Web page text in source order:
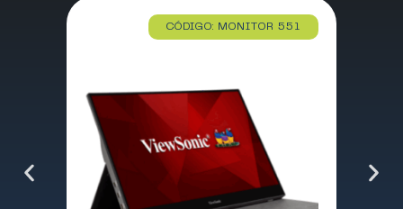
CÓDIGO: MONITOR 551